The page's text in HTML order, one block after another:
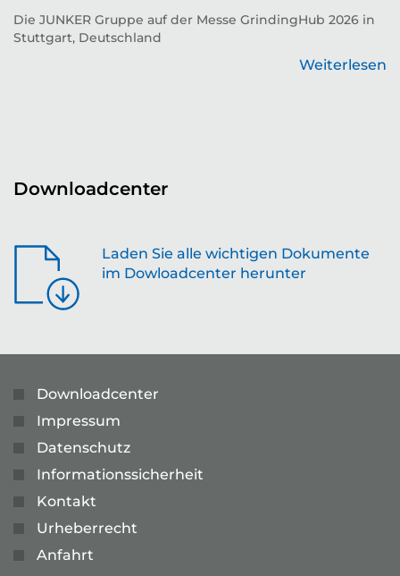
Die JUNKER Gruppe auf der Messe GrindingHub 2026 in
Stuttgart, Deutschland
Weiterlesen
Downloadcenter
Laden Sie alle wichtigen Dokumente
im Dowloadcenter herunter
Downloadcenter
Impressum
Datenschutz
Informationssicherheit
Kontakt
Urheberrecht
Anfahrt